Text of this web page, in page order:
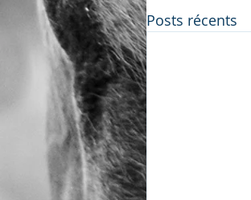
Posts récents